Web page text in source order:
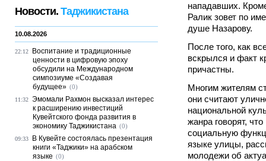
нападавших.
Ралик зовет по
душе Назарову.
После того, как
вскрылся и факт
причастны.
Многим жителям
они считают
национальной
жанра говорят,
социальную
языке улицы,
молодежи об
Новости. Таджикистана
10.08.2026
22:12
Воспитание и традиционные
ценности в цифровую эпоху
обсудили на Международном
симпозиуме «Создавая
будущее» (0)
11:32 Эмомали Рахмон высказал интерес
к расширению инвестиций
Кувейтского фонда развития в
экономику Таджикистана (0)
09:33
В Кувейте состоялась презентация
книги «Таджики» на арабском
языке (0)